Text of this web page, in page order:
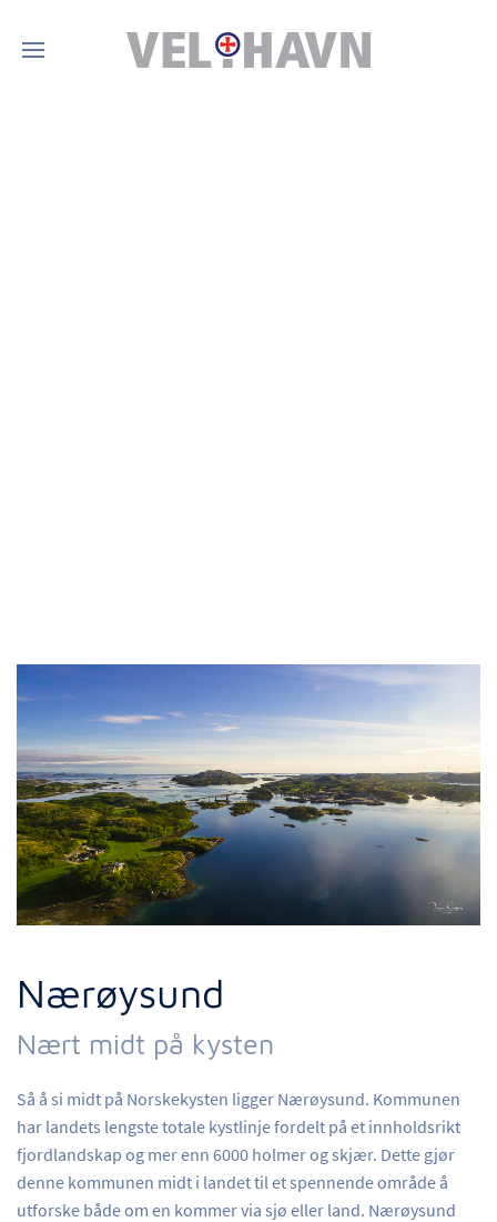
Nærøysund
Nært midt på kysten
Så å si midt på Norskekysten ligger Nærøysund. Kommunen
har landets lengste totale kystlinje fordelt på et innholdsrikt
fjordlandskap og mer enn 6000 holmer og skjær. Dette gjør
denne kommunen midt i landet til et spennende område å
utforske både om en kommer via sjø eller land. Nærøysund